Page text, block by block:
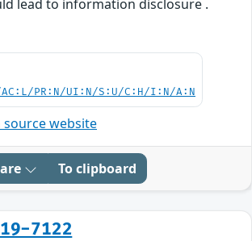
lead to information disclosure .
AC:L/PR:N/UI:N/S:U/C:H/I:N/A:N
website
To clipboard
7122